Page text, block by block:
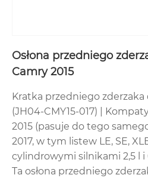
Osłona przedniego
Camry 2015
Kratka przedniego zderzaka
(JH04-CMY15-017) |
2015 (pasuje do tego
2017, w tym listew LE, SE,
cylindrowymi silnikami 2,5 l i
Ta osłona przedniego